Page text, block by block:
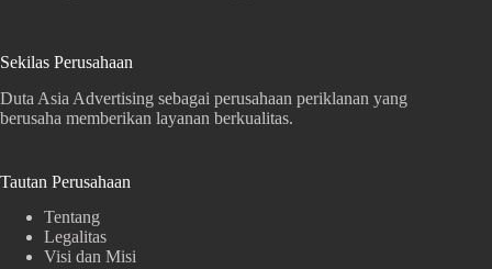
Sekilas Perusahaan
Duta Asia Advertising sebagai perusahaan periklanan yang
berusaha memberikan layanan berkualitas.
Tautan Perusahaan
Tentang
Legalitas
Visi dan Misi